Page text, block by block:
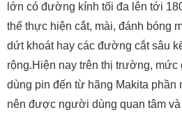
lớn có đường kính tối đa lên tới
thể thực hiện cắt, mài, đánh bóng
dứt khoát hay các đường cắt sâu
rộng.Hiện nay trên thị trường, mức
dùng pin đến từ hãng Makita phần
nên được người dùng quan tâm